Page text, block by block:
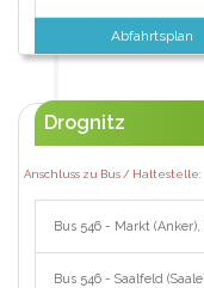
Abfahrtsplan
Drognitz
Anschluss zu Bus / Haltestelle:
Bus 546 - Markt (Anker),
Bus 546 - Saalfeld